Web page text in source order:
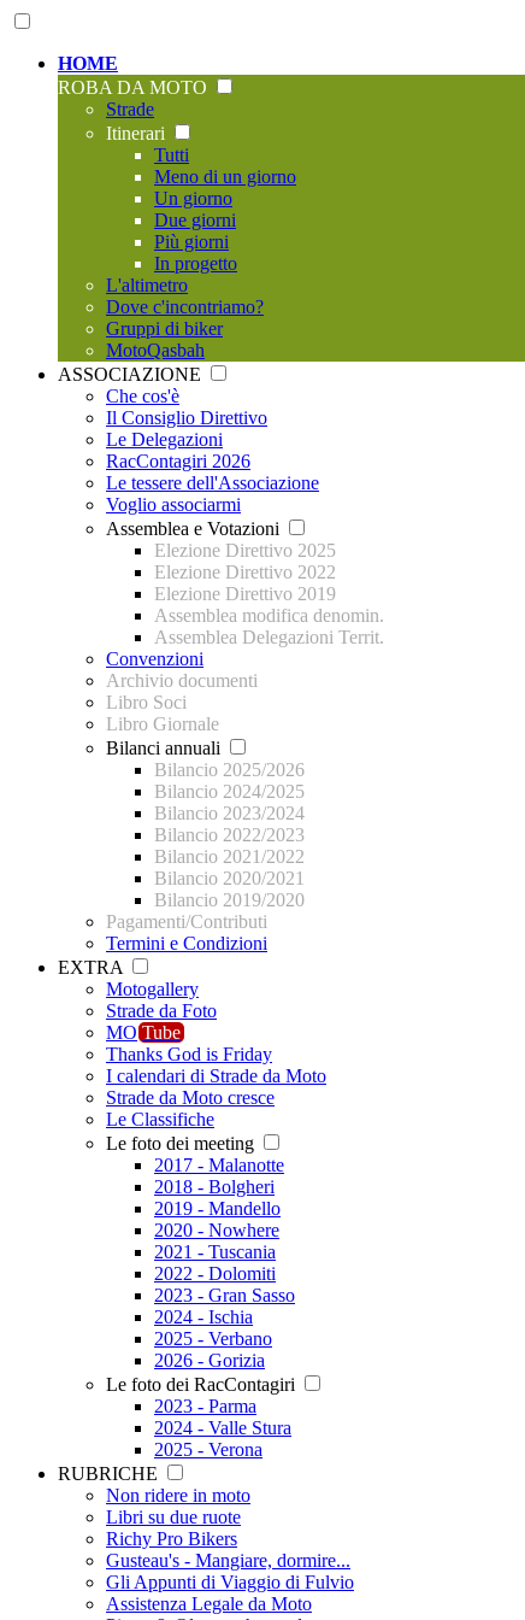
HOME
ROBA DA MOTO
Strade
Itinerari
Tutti
Meno di un giorno
Un giorno
Due giorni
Più giorni
In progetto
L'altimetro
Dove c'incontriamo?
Gruppi di biker
MotoQasbah
ASSOCIAZIONE
Che cos'è
Il Consiglio Direttivo
Le Delegazioni
RacContagiri 2026
Le tessere dell'Associazione
Voglio associarmi
Assemblea e Votazioni
Elezione Direttivo 2025
Elezione Direttivo 2022
Elezione Direttivo 2019
Assemblea modifica denomin.
Assemblea Delegazioni Territ.
Convenzioni
Archivio documenti
Libro Soci
Libro Giornale
Bilanci annuali
Bilancio 2025/2026
Bilancio 2024/2025
Bilancio 2023/2024
Bilancio 2022/2023
Bilancio 2021/2022
Bilancio 2020/2021
Bilancio 2019/2020
Pagamenti/Contributi
Termini e Condizioni
EXTRA
Motogallery
Strade da Foto
MO Tube
Thanks God is Friday
I calendari di Strade da Moto
Strade da Moto cresce
Le Classifiche
Le foto dei meeting
2017 - Malanotte
2018 - Bolgheri
2019 - Mandello
2020 - Nowhere
2021 - Tuscania
2022 - Dolomiti
2023 - Gran Sasso
2024 - Ischia
2025 - Verbano
2026 - Gorizia
Le foto dei RacContagiri
2023 - Parma
2024 - Valle Stura
2025 - Verona
RUBRICHE
Non ridere in moto
Libri su due ruote
Richy Pro Bikers
Gusteau's - Mangiare, dormire...
Gli Appunti di Viaggio di Fulvio
Assistenza Legale da Moto